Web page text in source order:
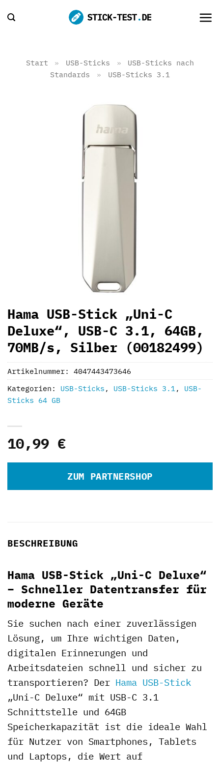
Inhalt
Start » USB-Sticks »
USB-Sticks nach
Standards
» USB-Sticks 3.1
Hama USB-Stick „Uni-C
Deluxe“, USB-C 3.1, 64GB,
70MB/s, Silber (00182499)
10,99 €
ZUM PARTNERSHOP
Artikelnummer: 4047443473646
Kategorien: USB-Sticks , USB-Sticks 3.1, USB-
Sticks 64 GB
BESCHREIBUNG
Hama USB-Stick „Uni-C Deluxe“
– Schneller Datentransfer für
moderne Geräte
Sie suchen nach einer zuverlässigen
Lösung, um Ihre wichtigen Daten,
digitalen Erinnerungen und
Arbeitsdateien schnell und sicher zu
transportieren? Der Hama USB-Stick
„Uni-C Deluxe“ mit USB-C 3.1
Schnittstelle und 64GB
Speicherkapazität ist die ideale Wahl
für Nutzer von Smartphones, Tablets
und Laptops, die Wert auf